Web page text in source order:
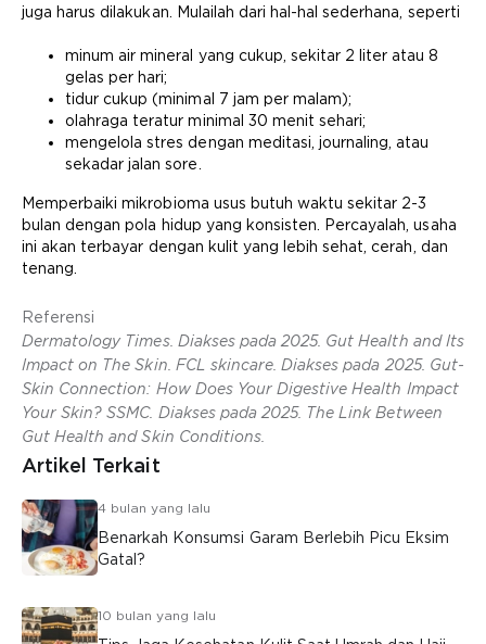
juga harus dilakukan. Mulailah dari hal-hal sederhana, seperti
minum air mineral yang cukup, sekitar 2 liter atau 8
gelas per hari;
tidur cukup (minimal 7 jam per malam);
olahraga teratur minimal 30 menit sehari;
mengelola stres dengan meditasi, journaling, atau
sekadar jalan sore.
Memperbaiki mikrobioma usus butuh waktu sekitar 2-3
bulan dengan pola hidup yang konsisten. Percayalah, usaha
ini akan terbayar dengan kulit yang lebih sehat, cerah, dan
tenang.
Referensi
Dermatology Times. Diakses pada 2025. Gut Health and Its
Impact on The Skin. FCL skincare. Diakses pada 2025. Gut-
Skin Connection: How Does Your Digestive Health Impact
Your Skin? SSMC. Diakses pada 2025. The Link Between
Gut Health and Skin Conditions.
Artikel Terkait
4 bulan yang lalu
Benarkah Konsumsi Garam Berlebih Picu Eksim
Gatal?
10 bulan yang lalu